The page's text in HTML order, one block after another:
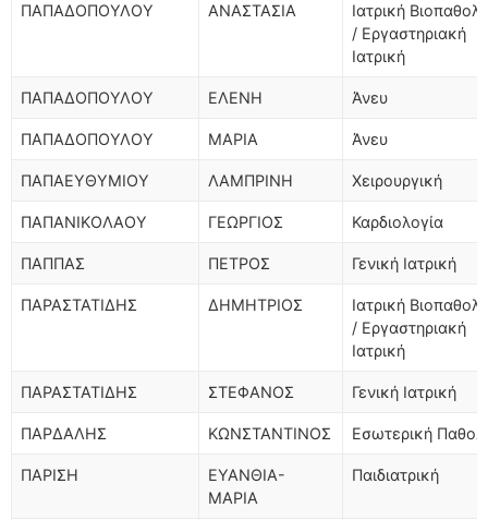
ΠΑΠΑΔΟΠΟΥΛΟΥ ΑΝΑΣΤΑΣΙΑ
Ιατρική
/ Εργαστηριακή
Ιατρική
ΠΑΠΑΔΟΠΟΥΛΟΥ ΕΛΕΝΗ Άνευ
ΠΑΠΑΔΟΠΟΥΛΟΥ ΜΑΡΙΑ Άνευ
ΠΑΠΑΕΥΘΥΜΙΟΥ ΛΑΜΠΡΙΝΗ Χειρουργική
ΠΑΠΑΝΙΚΟΛΑΟΥ ΓΕΩΡΓΙΟΣ Καρδιολογία
ΠΑΠΠΑΣ ΠΕΤΡΟΣ Γενική Ιατρική
ΠΑΡΑΣΤΑΤΙΔΗΣ ΔΗΜΗΤΡΙΟΣ
Ιατρική
/ Εργαστηριακή
Ιατρική
ΠΑΡΑΣΤΑΤΙΔΗΣ ΣΤΕΦΑΝΟΣ Γενική Ιατρική
ΠΑΡΔΑΛΗΣ ΚΩΝΣΤΑΝΤΙΝΟΣ Εσωτερική
ΠΑΡΙΣΗ
ΕΥΑΝΘΙΑ-
ΜΑΡΙΑ
Παιδιατρική